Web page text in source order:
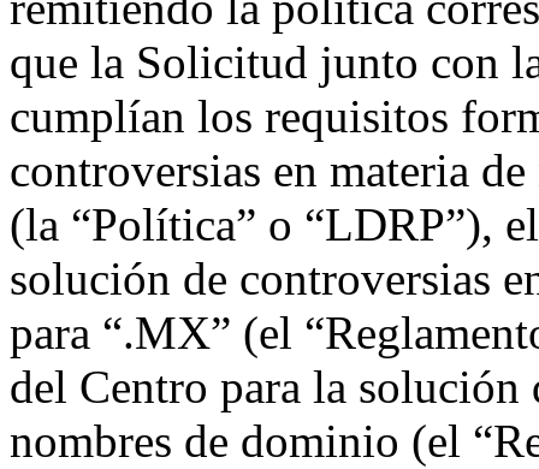
que la Solicitud junto con
cumplían los requisitos
controversias en materia
(la “Política” o “LDRP”),
solución de controversias
para “.MX” (el
del Centro para la solución
nombres de dominio (el